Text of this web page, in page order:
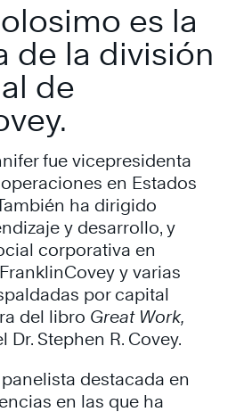
es la
de la división
de
fue vicepresidenta
en Estados
ha dirigido
y desarrollo, y
corporativa en
y varias
por capital
del libro Great Work,
Dr. Stephen R. Covey.
destacada en
en las que ha